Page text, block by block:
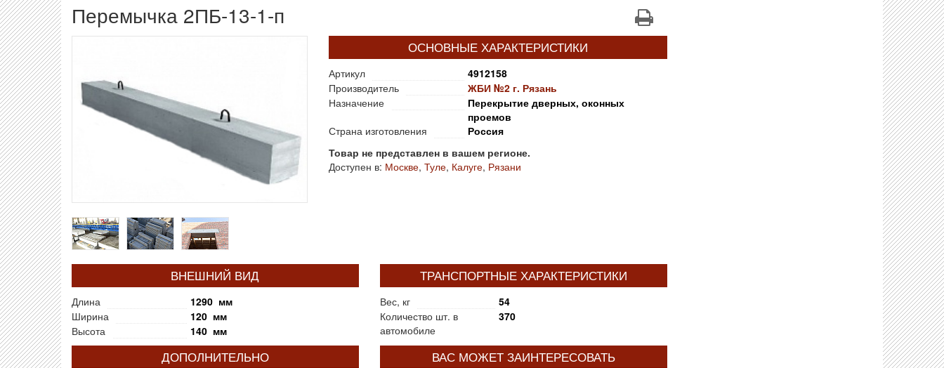
Перемычка 2ПБ-13-1-п
ОСНОВНЫЕ ХАРАКТЕРИСТИКИ
Артикул
4912158
Производитель
ЖБИ №2 г. Рязань
Назначение
Перекрытие дверных, оконных
проемов
Страна изготовления
Россия
Товар не представлен в вашем регионе.
Доступен в: Москве, Туле, Калуге, Рязани
ВНЕШНИЙ ВИД
Длина
1290 мм
Ширина
120 мм
Высота
140 мм
ТРАНСПОРТНЫЕ ХАРАКТЕРИСТИКИ
Вес, кг
54
Количество шт. в
автомобиле
370
ДОПОЛНИТЕЛЬНО ВАС МОЖЕТ ЗАИНТЕРЕСОВАТЬ